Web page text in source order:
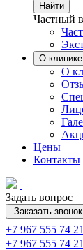
Найти
Частный
О клинике
О
Цены
Контакты
Задать вопрос
Заказать звонок
+7 967 555 74 21
+7 967 555 74 21